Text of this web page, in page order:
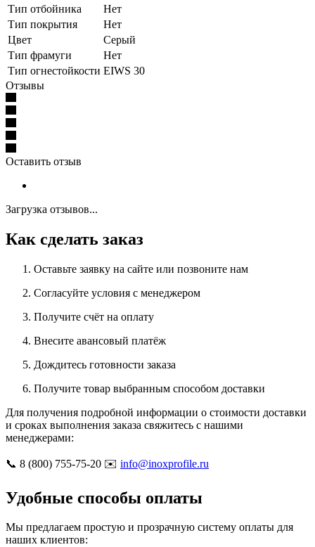
Тип отбойника
Нет
Тип покрытия
Нет
Цвет
Серый
Тип фрамуги
Нет
Тип огнестойкости EIWS 30
Отзывы
Оставить отзыв
Загрузка отзывов...
Как сделать заказ
Оставьте заявку на сайте или позвоните нам
Согласуйте условия с менеджером
Получите счёт на оплату
Внесите авансовый платёж
Дождитесь готовности заказа
Получите товар выбранным способом доставки
Для получения подробной информации о стоимости доставки
и сроках выполнения заказа свяжитесь с нашими
менеджерами:
📞 8 (800) 755-75-20 ✉️ info@inoxprofile.ru
Удобные способы оплаты
Мы предлагаем простую и прозрачную систему оплаты для
наших клиентов: